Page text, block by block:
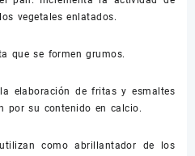
vegetales enlatados.
que se formen grumos.
elaboración de fritas y esmaltes
por su contenido en calcio.
como abrillantador de los